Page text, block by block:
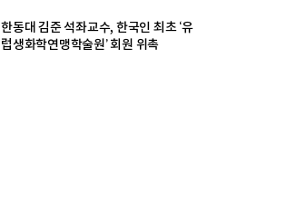
한동대 김준 석좌교수, 한국인 최초 ‘유
럽생화학연맹학술원’ 회원 위촉